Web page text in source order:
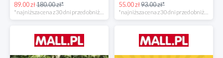
89.00 zł180.00 zł*
*najniższa cena z 30 dni przed obniżką
55.00 zł93.00 zł*
*najniższa cena z 30 dni przed obniżką